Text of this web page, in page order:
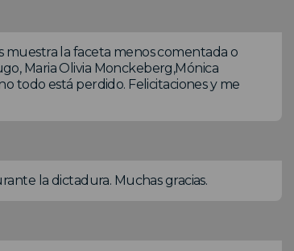
muestra la faceta menos comentada o
Maria Olivia Monckeberg,Mónica
todo está perdido. Felicitaciones y me
la dictadura. Muchas gracias.